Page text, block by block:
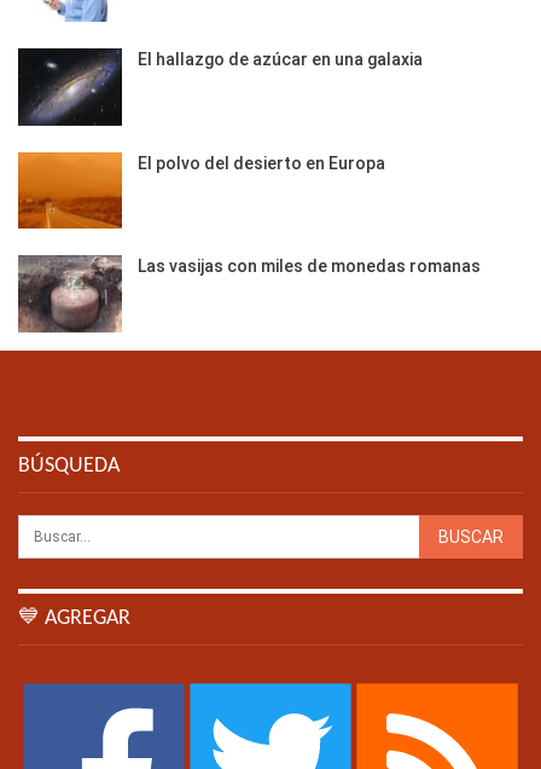
El hallazgo de azúcar en una galaxia
El polvo del desierto en Europa
Las vasijas con miles de monedas romanas
BÚSQUEDA
💙 AGREGAR